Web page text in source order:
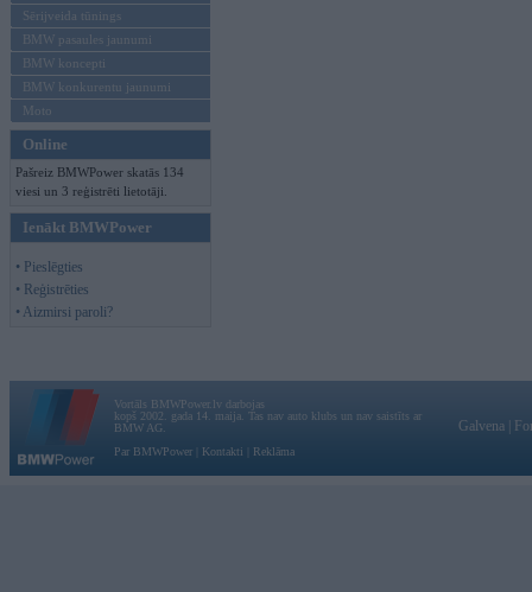
Sērijveida tūnings
BMW pasaules jaunumi
BMW koncepti
BMW konkurentu jaunumi
Moto
Online
Pašreiz BMWPower skatās 134
viesi un 3 reģistrēti lietotāji.
Ienākt BMWPower
• Pieslēgties
• Reģistrēties
• Aizmirsi paroli?
Vortāls BMWPower.lv darbojas
kopš 2002. gada 14. maija. Tas nav auto klubs un nav saistīts ar
BMW AG.
Par BMWPower
Kontakti Reklāma
Galvena